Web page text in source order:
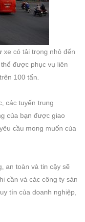
xe có tải trọng nhỏ đến
được phục vụ liên
100 tấn.
các tuyến trung
của bạn được giao
cầu mong muốn của
an toàn và tin cậy sẽ
cần và các công ty sản
tín của doanh nghiệp,